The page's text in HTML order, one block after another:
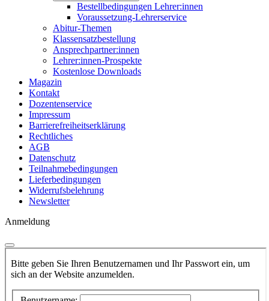
Bestellbedingungen Lehrer:innen
Voraussetzung-Lehrerservice
Abitur-Themen
Klassensatzbestellung
Ansprechpartner:innen
Lehrer:innen-Prospekte
Kostenlose Downloads
Magazin
Kontakt
Dozentenservice
Impressum
Barrierefreiheitserklärung
Rechtliches
AGB
Datenschutz
Teilnahmebedingungen
Lieferbedingungen
Widerrufsbelehrung
Newsletter
Anmeldung